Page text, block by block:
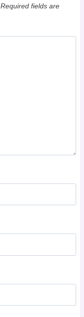
Required fields are